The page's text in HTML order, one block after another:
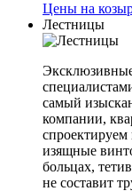
Цены на
Лестницы
самый
компании,
изящные
больцах,
не составит